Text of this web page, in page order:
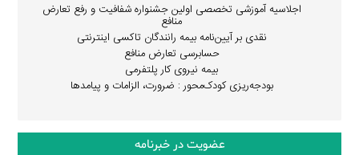
اجلاسیه آموزشی تخصصی اولین جشنواره شفافیت و رفع تعارض
منافع
نقدی بر آیین‌نامه بیمه رانندگان تاکسی اینترنتی
حسابرسی تعارض منافع
بیمه نیروی کار پلتفرمی
بودجه‌ریزی کودک‌محور : ضرورت، الزامات و پیامدها
عضویت در خبرنامه